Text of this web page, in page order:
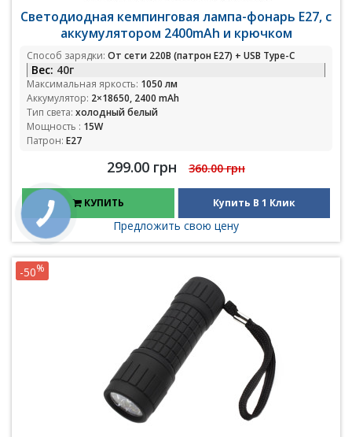
Светодиодная кемпинговая лампа-фонарь E27, с
аккумулятором 2400mAh и крючком
Способ зарядки: От сети 220В (патрон E27) + USB Type-C
Вес: 40г
Максимальная яркость: 1050 лм
Аккумулятор: 2×18650, 2400 mAh
Тип света: холодный белый
Мощность : 15W
Патрон: E27
299.00 грн 360.00 грн
КУПИТЬ Купить В 1 Клик
Предложить свою цену
-50%